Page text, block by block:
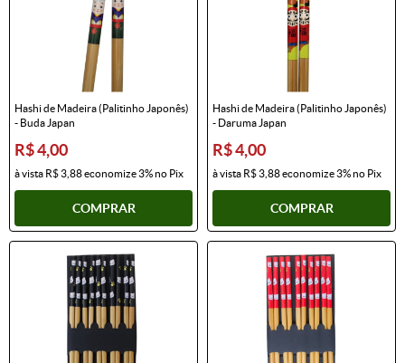
Hashi de Madeira (Palitinho Japonês)
- Buda Japan
R$ 4,00
à vista R$ 3,88economize3%no Pix
COMPRAR
Hashi de Madeira (Palitinho Japonês)
- Daruma Japan
R$ 4,00
à vista R$ 3,88economize3%no Pix
COMPRAR